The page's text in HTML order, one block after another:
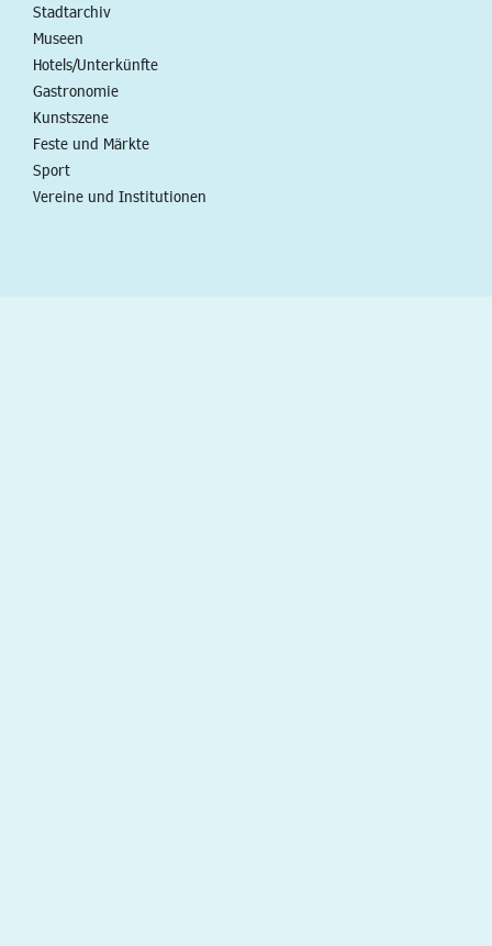
Stadtarchiv
Museen
Hotels/Unterkünfte
Gastronomie
Kunstszene
Feste und Märkte
Sport
Vereine und Institutionen